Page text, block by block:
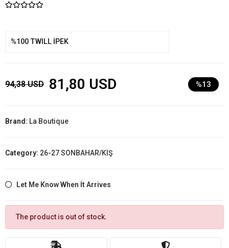
%100 TWILL İPEK
94,38 USD 81,80 USD %13
Brand: La Boutique
Category: 26-27 SONBAHAR/KIŞ
Let Me Know When İt Arrives
The product is out of stock.